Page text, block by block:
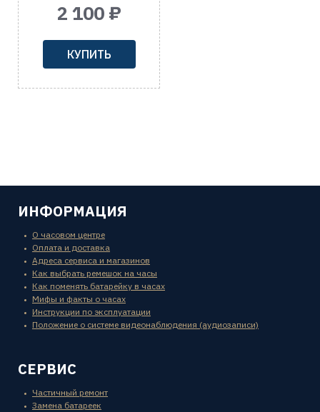
2 100 ₽
КУПИТЬ
ИНФОРМАЦИЯ
О часовом центре
Оплата и доставка
Адреса сервиса и магазинов
Как выбрать ремешок на часы
Как поменять батарейку в часах
Мифы и факты о часах
Инструкции по эксплуатации
Положение о системе видеонаблюдения (аудиозаписи)
СЕРВИС
Частичный ремонт
Замена батареек